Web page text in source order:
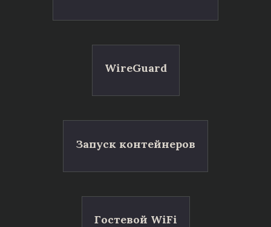
WireGuard
Запуск контейнеров
Гостевой WiFi